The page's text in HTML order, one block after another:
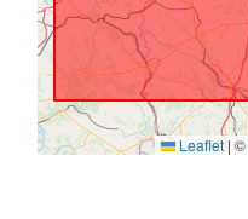
Leaflet | ©